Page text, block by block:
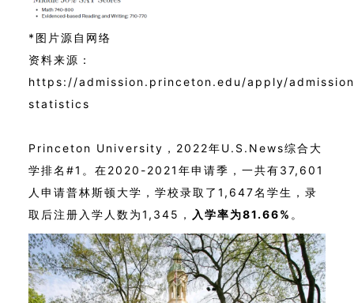
*图片源自网络
资料来源：
https://admission.princeton.edu/apply/
statistics
Princeton University，2022年U.S.News综合大
学排名#1。 在2020-2021年申请季，一共有37,601
人申请普林斯顿大学，学校录取了1,647名学生，录
取后注册入学人数为1,345，
入学率为81.66% 。